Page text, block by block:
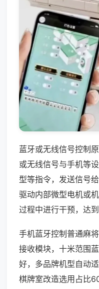
蓝牙或无线信号控制
或无线信号与手机等
型等指令，发送信号
驱动内部微型电机或
过程中进行干预，达到
手机蓝牙控制普通麻
接收模块，十米范围
好，多品牌机型自动
棋牌室改造选用占比